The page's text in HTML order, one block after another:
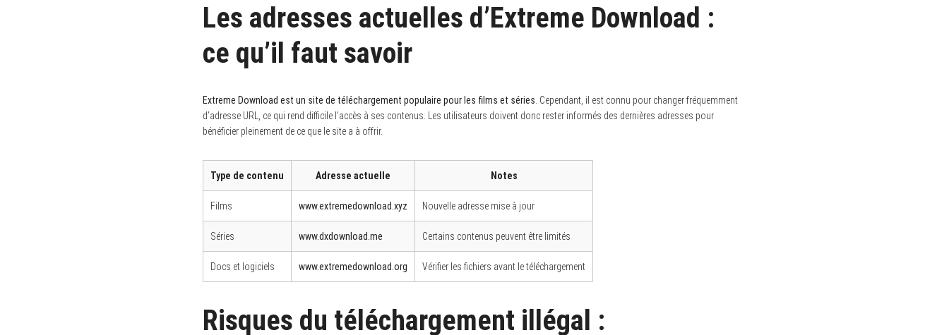
Les adresses actuelles d’Extreme Download :
ce qu’il faut savoir
Extreme Download est un site de téléchargement populaire pour les films et séries . Cependant, il est connu pour changer fréquemment
d’adresse URL, ce qui rend difficile l’accès à ses contenus. Les utilisateurs doivent donc rester informés des dernières adresses pour
bénéficier pleinement de ce que le site a à offrir.
Type de contenu Adresse actuelle Notes
Films www.extremedownload.xyz Nouvelle adresse mise à jour
Séries www.dxdownload.me Certains contenus peuvent être limités
Docs et logiciels www.extremedownload.org Vérifier les fichiers avant le téléchargement
Risques du téléchargement illégal :